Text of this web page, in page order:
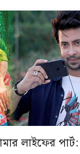
লাইফের